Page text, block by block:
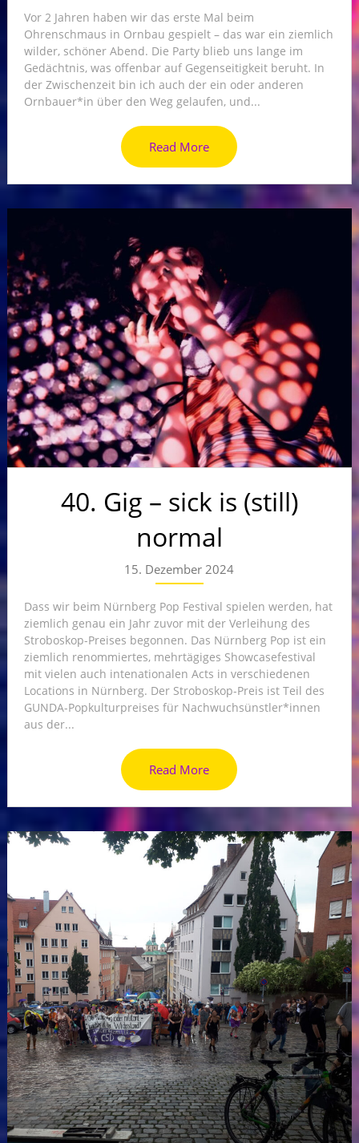
Vor 2 Jahren haben wir das erste Mal beim
Ohrenschmaus in Ornbau gespielt – das war ein ziemlich
wilder, schöner Abend. Die Party blieb uns lange im
Gedächtnis, was offenbar auf Gegenseitigkeit beruht. In
der Zwischenzeit bin ich auch der ein oder anderen
Ornbauer*in über den Weg gelaufen, und...
Read More
40. Gig – sick is (still)
normal
15. Dezember 2024
Dass wir beim Nürnberg Pop Festival spielen werden, hat
ziemlich genau ein Jahr zuvor mit der Verleihung des
Stroboskop-Preises begonnen. Das Nürnberg Pop ist ein
ziemlich renommiertes, mehrtägiges Showcasefestival
mit vielen auch intenationalen Acts in verschiedenen
Locations in Nürnberg. Der Stroboskop-Preis ist Teil des
GUNDA-Popkulturpreises für Nachwuchsünstler*innen
aus der...
Read More